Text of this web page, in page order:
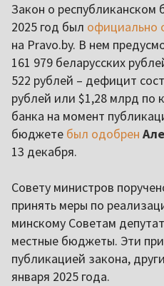
Закон о республиканском
2025 год был официально
на Pravo.by. В нем
161 979 беларусских
522 рублей – дефицит
рублей или $1,28 млрд по
банка на момент
бюджете был одобрен
13 декабря.
Совету министров
принять меры по
минскому Советам
местные бюджеты. Эти
публикацией закона,
января 2025 года.